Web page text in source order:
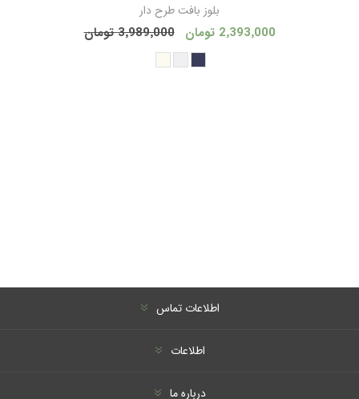
بلوز بافت طرح دار
2٬393٬000 تومان 3٬989٬000 تومان
اطلاعات تماس
اطلاعات
درباره ما